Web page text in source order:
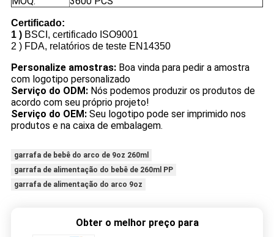
Certificado:
1 ) BSCI, certificado ISO9001
2 ) FDA, relatórios de teste EN14350
Personalize amostras:Boa vinda para pedir a amostra
com logotipo personalizado
Serviço do ODM:Nós podemos produzir os produtos de
acordo com seu próprio projeto!
Serviço do OEM:Seu logotipo pode ser imprimido nos
produtos e na caixa de embalagem.
garrafa de bebê do arco de 9oz 260ml
garrafa de alimentação do bebê de 260ml PP
garrafa de alimentação do arco 9oz
Obter o melhor preço para